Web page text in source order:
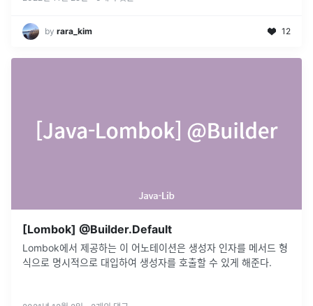
by rara_kim 12
[Lombok] @Builder.Default
Lombok에서 제공하는 이 어노테이션은 생성자 인자를 메서드 형
식으로 명시적으로 대입하여 생성자를 호출할 수 있게 해준다.